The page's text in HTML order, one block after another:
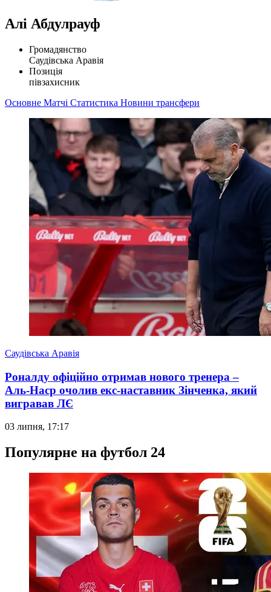
Алі Абдулрауф
Громадянство
Саудівська Аравія
Позиція
півзахисник
Основне Матчі Статистика Новини трансфери
Саудівська Аравія
Роналду офіційно отримав нового тренера –
Аль-Наср очолив екс-наставник Зінченка, який
вигравав ЛЄ
03 липня, 17:17
Популярне на футбол 24